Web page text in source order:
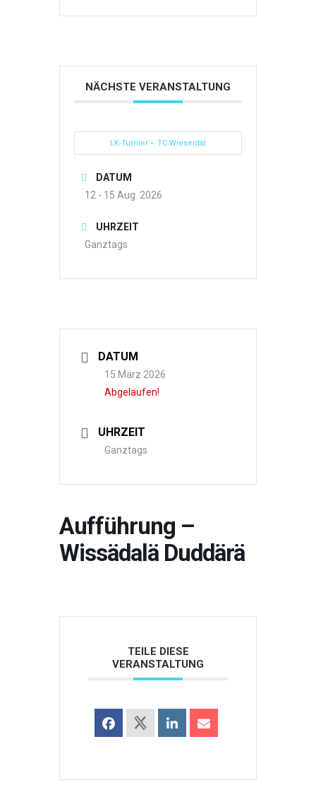
NÄCHSTE VERANSTALTUNG
LK-Turnier – TC Wiesental
DATUM
12 - 15 Aug. 2026
UHRZEIT
Ganztags
DATUM
15 März 2026
Abgelaufen!
UHRZEIT
Ganztags
Aufführung –
Wissädalä Duddärä
TEILE DIESE
VERANSTALTUNG